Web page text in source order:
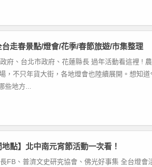
台走春景點/燈會/花季/春節旅遊/市集整理
府、台北市政府、花蓮縣長 過年活動看這裡 !
，不只年貨大街，各地燈會也陸續展開。想知道
些地方...
地點】北中南元宵節活動一次看！
FB、普濟文史研究協會、佛光好事集 全台燈會